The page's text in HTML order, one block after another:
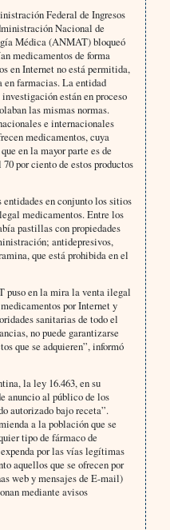
Federal de Ingresos
Nacional de
Médica (ANMAT) bloqueó
medicamentos de forma
en Internet no está permitida,
farmacias. La entidad
están en proceso
las mismas normas.
e internacionales
medicamentos, cuya
en la mayor parte es de
por ciento de estos productos
en conjunto los sitios
medicamentos. Entre los
pastillas con propiedades
antidepresivos,
que está prohibida en el
puso en la mira la venta ilegal
por Internet y
sanitarias de todo el
no puede garantizarse
que se adquieren”, informó
la ley 16.463, en su
anuncio al público de los
autorizado bajo receta”.
a la población que se
tipo de fármaco de
por las vías legítimas
aquellos que se ofrecen por
web y mensajes de E-mail)
mediante avisos